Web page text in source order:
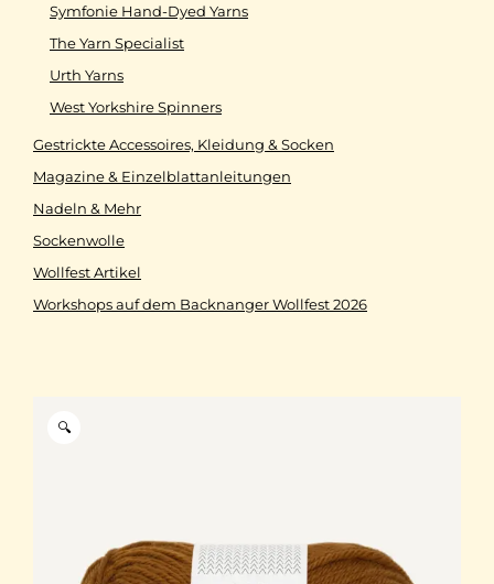
🔍
Symfonie Hand-Dyed Yarns
The Yarn Specialist
Urth Yarns
West Yorkshire Spinners
Gestrickte Accessoires, Kleidung & Socken
Magazine & Einzelblattanleitungen
Nadeln & Mehr
Sockenwolle
Wollfest Artikel
Workshops auf dem Backnanger Wollfest 2026